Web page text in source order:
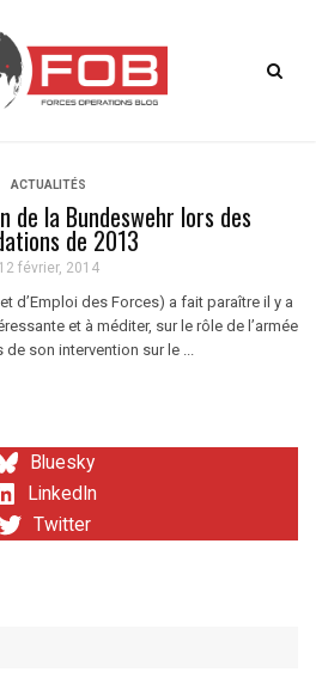
ACTUALITÉS
de la Bundeswehr lors des
de 2013
12 février, 2014
d’Emploi des Forces) a fait paraître il y a
et à méditer, sur le rôle de l’armée
de son intervention sur le ...
Bluesky
LinkedIn
Twitter